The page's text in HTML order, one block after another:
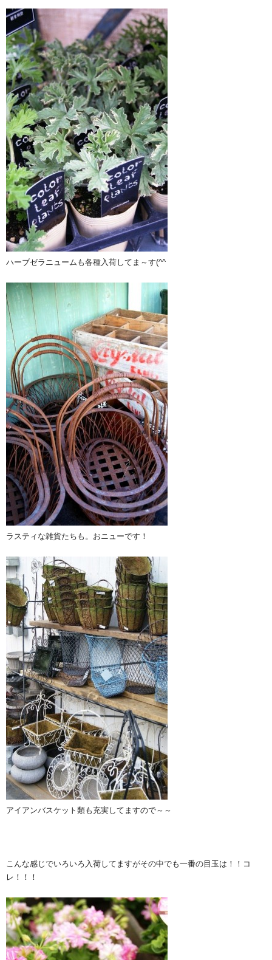
ハーブゼラニュームも各種入荷してま～す(^^ゞ
ラスティな雑貨たちも。おニューです！
アイアンバスケット類も充実してますので～～
こんな感じでいろいろ入荷してますがその中でも一番の目玉は！！コ
レ！！！